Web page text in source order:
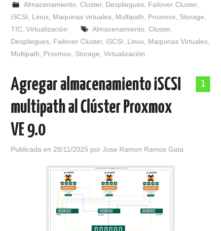
Almacenamiento Cluster, Despliegues, Failover Cluster,
iSCSI
Linux Maquinas virtuales Multipath Proxmox Storage
TIC ,Virtualización Almacenamiento Cluster,
Despliegues Failover Cluster, iSCSI Linux Maquinas Virtuales
Multipath
Proxmox Storage ,Virtualización
1
Agregar almacenamiento iSCSI
multipath al Clúster Proxmox
VE 9.0
Publicada en 28/11/2025 porJose Ramon Ramos Gata